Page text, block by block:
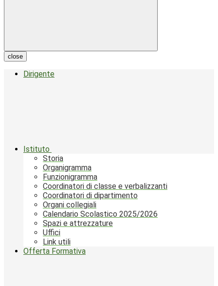
close
Dirigente
Istituto
Storia
Organigramma
Funzionigramma
Coordinatori di classe e verbalizzanti
Coordinatori di dipartimento
Organi collegiali
Calendario Scolastico 2025/2026
Spazi e attrezzature
Uffici
Link utili
Offerta Formativa